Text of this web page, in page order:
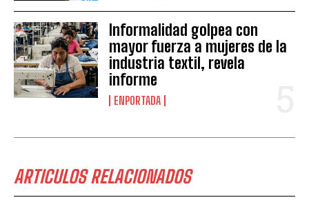
Informalidad golpea con
mayor fuerza a mujeres de la
industria textil, revela
informe
ENPORTADA
ARTICULOS RELACIONADOS